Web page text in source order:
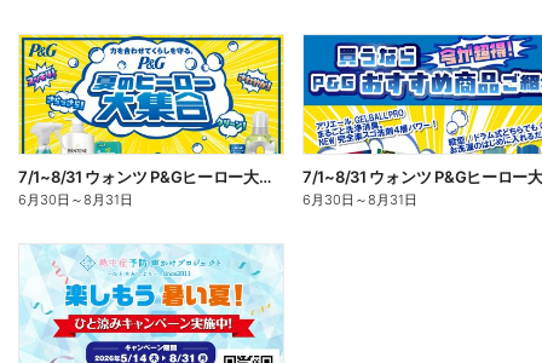
7/1~8/31 ウォンツ P&Gヒーロー大集合キャンペーン企画ー1
6月30日 ～8月31日 6月30日 ～8月31日